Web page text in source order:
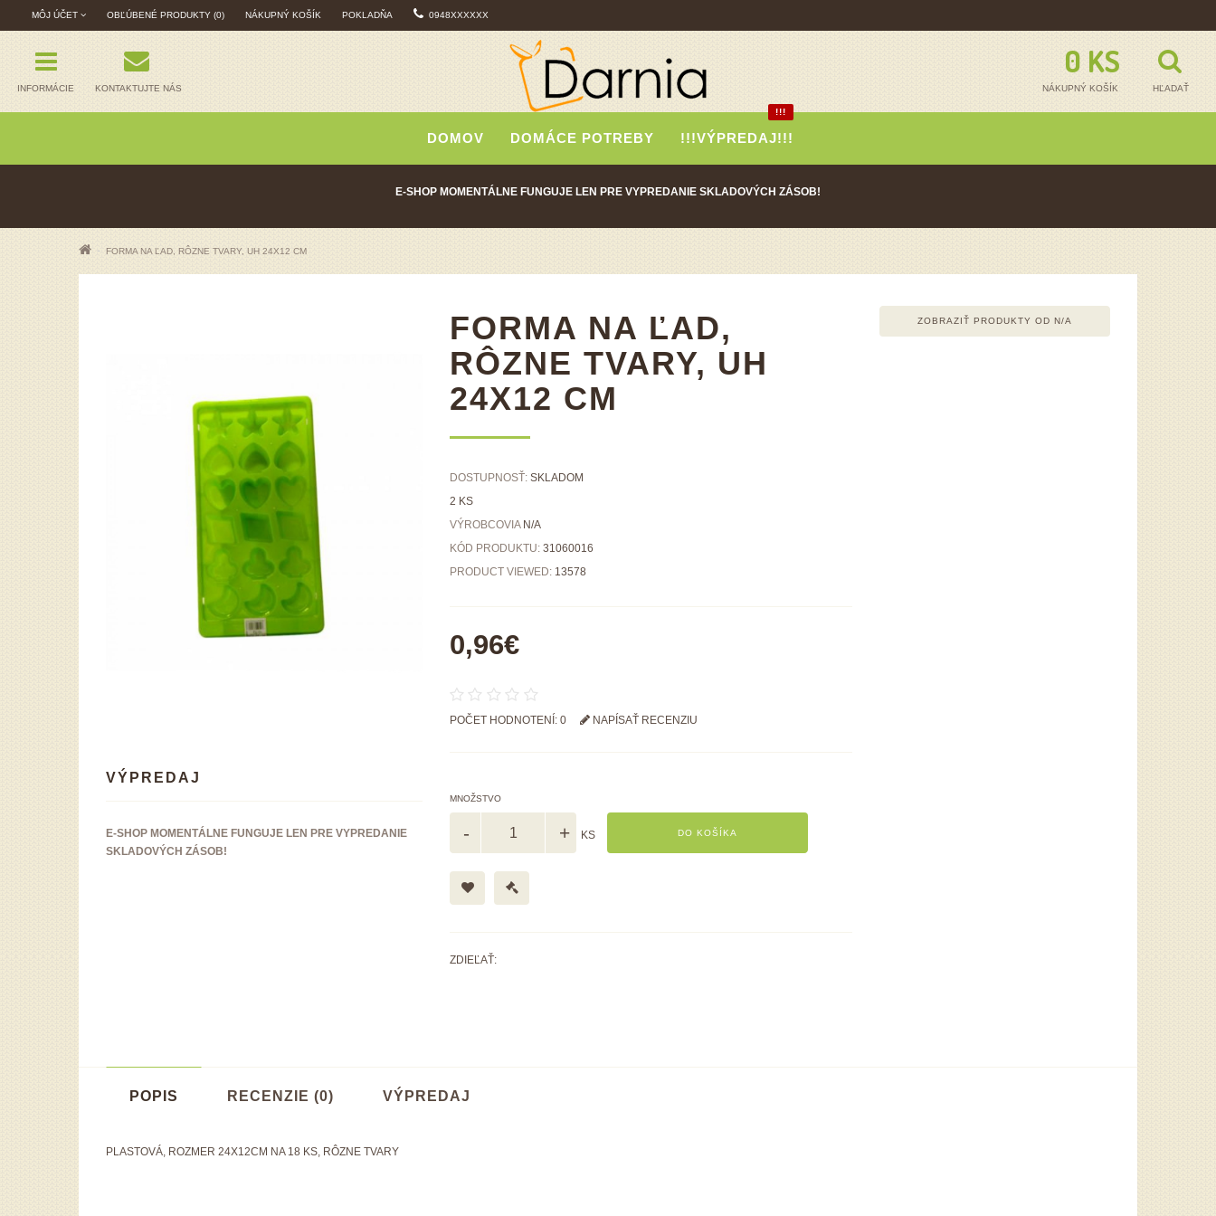
MÔJ ÚČET OBĽÚBENÉ PRODUKTY (0) NÁKUPNÝ KOŠÍK POKLADŇA 0948XXXXXX
INFORMÁCIE KONTAKTUJTE NÁS HĽADAŤ
0 KS -
NÁKUPNÝ KOŠÍK
DOMOV DOMÁCE POTREBY
!!!
!!!VÝPREDAJ!!!
E-SHOP MOMENTÁLNE FUNGUJE LEN PRE VYPREDANIE SKLADOVÝCH ZÁSOB!
FORMA NA ĽAD, RÔZNE TVARY, UH 24X12 CM
VÝPREDAJ
E-SHOP MOMENTÁLNE FUNGUJE LEN PRE VYPREDANIE
SKLADOVÝCH ZÁSOB!
FORMA NA ĽAD,
RÔZNE TVARY, UH
24X12 CM
DOSTUPNOSŤ: SKLADOM
2 KS
VÝROBCOVIA N/A
KÓD PRODUKTU: 31060016
PRODUCT VIEWED: 13578
0,96€
POČET HODNOTENÍ: 0 NAPÍSAŤ RECENZIU
MNOŽSTVO
KS DO KOŠÍKA
ZDIEĽAŤ:
ZOBRAZIŤ PRODUKTY OD N/A
POPIS RECENZIE (0) VÝPREDAJ
PLASTOVÁ, ROZMER 24X12CM NA 18 KS, RÔZNE TVARY